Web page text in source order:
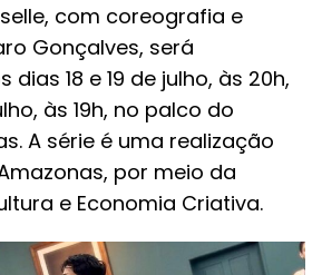
com coreografia e
Gonçalves, será
18 e 19 de julho, às 20h,
às 19h, no palco do
A série é uma realização
por meio da
e Economia Criativa.